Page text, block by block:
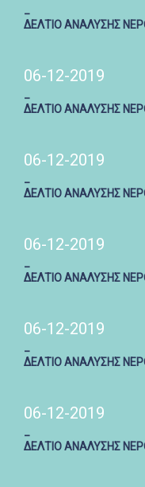
ΔΕΛΤΙΟ ΑΝΑΛΥΣΗΣ
06-12-2019
ΔΕΛΤΙΟ ΑΝΑΛΥΣΗΣ
06-12-2019
ΔΕΛΤΙΟ ΑΝΑΛΥΣΗΣ
06-12-2019
ΔΕΛΤΙΟ ΑΝΑΛΥΣΗΣ
06-12-2019
ΔΕΛΤΙΟ ΑΝΑΛΥΣΗΣ
06-12-2019
ΔΕΛΤΙΟ ΑΝΑΛΥΣΗΣ